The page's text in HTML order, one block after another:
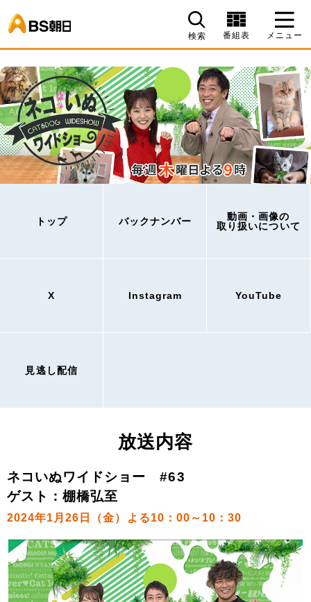
検索 番組表 メニュー
トップ バックナンバー
動画・画像の
取り扱いについて
X Instagram YouTube
見逃し配信
放送内容
ネコいぬワイドショー #63
ゲスト：棚橋弘至
2024年1月26日（金）よる10：00～10：30